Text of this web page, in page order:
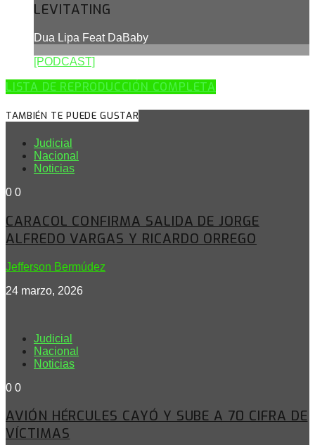
LEVITATING
Dua Lipa Feat DaBaby
[PODCAST]
LISTA DE REPRODUCCIÓN COMPLETA
TAMBIÉN TE PUEDE GUSTAR
Judicial
Nacional
Noticias
0 0
CARACOL CONFIRMA SALIDA DE JORGE
ALFREDO VARGAS Y RICARDO ORREGO
Jefferson Bermúdez
24 marzo, 2026
Judicial
Nacional
Noticias
0 0
AVIÓN HÉRCULES CAYÓ Y SUBE A 70 CIFRA DE
VÍCTIMAS